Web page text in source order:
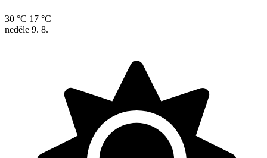
30 °C 17 °C
neděle 9. 8.